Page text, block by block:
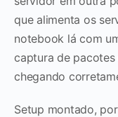
que alimenta os
notebook lá com
captura de
chegando
Setup montado,